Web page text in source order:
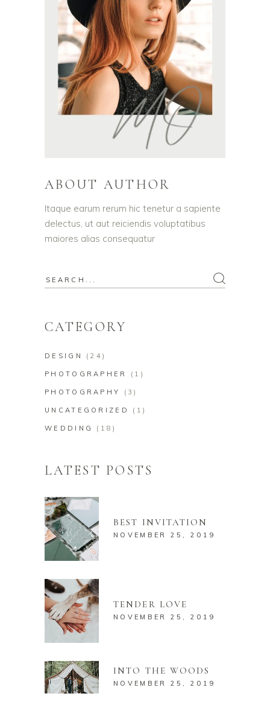
ABOUT AUTHOR
Itaque earum rerum hic tenetur a sapiente
delectus, ut aut reiciendis voluptatibus
maiores alias consequatur
Search
CATEGORY
DESIGN (24)
PHOTOGRAPHER (1)
PHOTOGRAPHY (3)
UNCATEGORIZED (1)
WEDDING (18)
LATEST POSTS
BEST INVITATION
NOVEMBER 25, 2019
TENDER LOVE
NOVEMBER 25, 2019
INTO THE WOODS
NOVEMBER 25, 2019